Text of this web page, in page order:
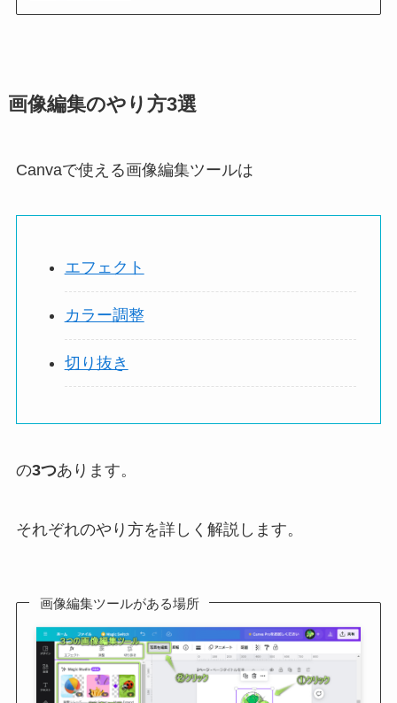
画像編集のやり方3選
Canvaで使える画像編集ツールは
エフェクト
カラー調整
切り抜き
の3つあります。
それぞれのやり方を詳しく解説します。
画像編集ツールがある場所